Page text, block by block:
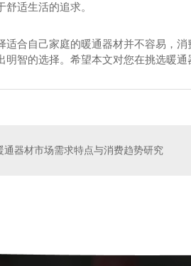
适生活的追求。
适合自己家庭的暖通器材并不容易，
明智的选择。希望本文对您在挑选暖
通器材市场需求特点与消费趋势研究